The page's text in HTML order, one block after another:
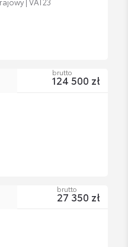
brutto
124 500 zł
brutto
27 350 zł